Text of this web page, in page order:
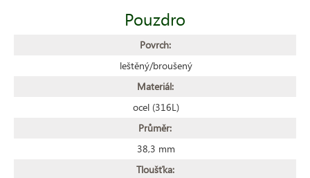
Pouzdro
Povrch:
leštěný/broušený
Materiál:
ocel (316L)
Průměr:
38,3 mm
Tloušťka: